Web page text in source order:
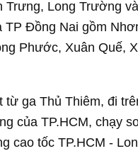
Trưng, Long Trường
TP Đồng Nai gồm
Phước, Xuân Quế,
từ ga Thủ Thiêm, đi
của TP.HCM, chạy
cao tốc TP.HCM -